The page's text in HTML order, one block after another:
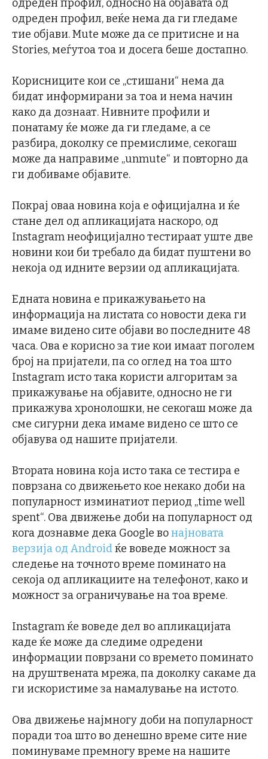
одреден профил, односно на објавата од
одреден профил, веќе нема да ги гледаме
тие објави. Mute може да се притисне и на
Stories, меѓутоа тоа и досега беше достапно.
Корисниците кои се „стишани“ нема да
бидат информирани за тоа и нема начин
како да дознаат. Нивните профили и
понатаму ќе може да ги гледаме, а се
разбира, доколку се премислиме, секогаш
може да направиме „unmute“ и повторно да
ги добиваме објавите.
Покрај оваа новина која е официјална и ќе
стане дел од апликацијата наскоро, од
Instagram неофицијално тестираат уште две
новини кои би требало да бидат пуштени во
некоја од идните верзии од апликацијата.
Едната новина е прикажувањето на
информација на листата со новости дека ги
имаме видено сите објави во последните 48
часа. Ова е корисно за тие кои имаат поголем
број на пријатели, па со оглед на тоа што
Instagram исто така користи алгоритам за
прикажување на објавите, односно не ги
прикажува хронолошки, не секогаш може да
сме сигурни дека имаме видено се што се
објавува од нашите пријатели.
Втората новина која исто така се тестира е
поврзана со движењето кое некако доби на
популарност изминатиот период „time well
spent“. Ова движење доби на популарност од
кога дознавме дека Google вонајновата
верзија од Androidќе воведе можност за
следење на точното време поминато на
секоја од апликациите на телефонот, како и
можност за ограничување на тоа време.
Instagram ќе воведе дел во апликацијата
каде ќе може да следиме одредени
информации поврзани со времето поминато
на друштвената мрежа, па доколку сакаме да
ги искористиме за намалување на истото.
Ова движење најмногу доби на популарност
поради тоа што во денешно време сите ние
поминуваме премногу време на нашите